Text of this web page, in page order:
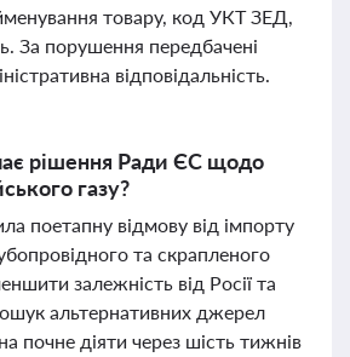
товару, код УКТ ЗЕД,
За порушення передбачені
відповідальність.
рішення Ради ЄС щодо
газу?
поетапну відмову від імпорту
та скрапленого
залежність від Росії та
альтернативних джерел
почне діяти через шість тижнів